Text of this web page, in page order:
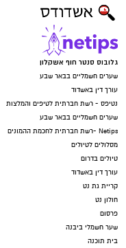
גלובוס סנטר חוף אשקלון
שערים חשמליים בבאר שבע
עורך דין באשדוד
נטיפס - רשת חברתית לטיפים והמלצות
שערים חשמליים בבאר שבע
Netips -רשת חברתית לחכמת ההמונים
מסלולים לטיולים
טיולים בדרום
עורך דין באשדוד
קריית גת נט
חולון נט
פרסום
שער חשמלי ביבנה
בית תוכנה